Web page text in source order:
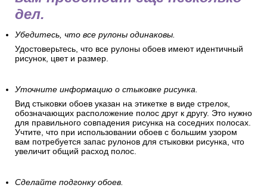
дел.
Убедитесь, что все рулоны одинаковы.
Удостоверьтесь, что все рулоны обоев имеют идентичный
рисунок, цвет и размер.
Уточните информацию о стыковке рисунка.
Вид стыковки обоев указан на этикетке в виде стрелок,
обозначающих расположение полос друг к другу. Это нужно
для правильного совпадения рисунка на соседних полосах.
Учтите, что при использовании обоев с большим узором
вам потребуется запас рулонов для стыковки рисунка, что
увеличит общий расход полос.
Сделайте подгонку обоев.